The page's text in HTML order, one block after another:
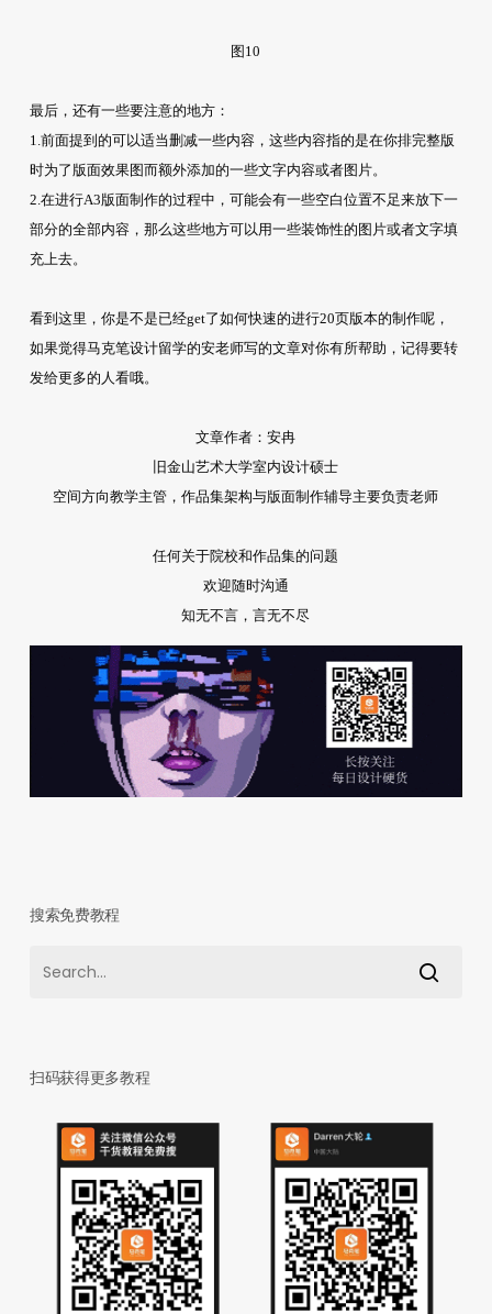
图10
最后，还有一些要注意的地方：
1.前面提到的可以适当删减一些内容，这些内容指的是在你排完整版
时为了版面效果图而额外添加的一些文字内容或者图片。
2.在进行A3版面制作的过程中，可能会有一些空白位置不足来放下一
部分的全部内容，那么这些地方可以用一些装饰性的图片或者文字填
充上去。
看到这里，你是不是已经get了如何快速的进行20页版本的制作呢，
如果觉得马克笔设计留学的安老师写的文章对你有所帮助，记得要转
发给更多的人看哦。
文章作者：安冉
旧金山艺术大学室内设计硕士
空间方向教学主管，作品集架构与版面制作辅导主要负责老师
任何关于院校和作品集的问题
欢迎随时沟通
知无不言，言无不尽
搜索免费教程
扫码获得更多教程